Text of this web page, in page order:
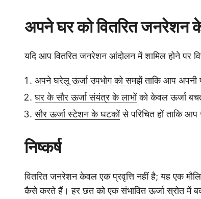
अपने घर को वितरित जनरेशन
यदि आप वितरित जनरेशन आंदोलन में शामिल होने पर
अपने घरेलू ऊर्जा उपभोग को समझेंताकि आप अपनी
घर के सौर ऊर्जा संयंत्र के लाभोंको केवल ऊर्जा
सौर ऊर्जा स्टेशन के घटकोंसे परिचित हों ताकि
निष्कर्ष
वितरित जनरेशन केवल एक प्रवृत्ति नहीं है; यह एक
कैसे करते हैं। हर छत को एक संभावित ऊर्जा स्रोत में